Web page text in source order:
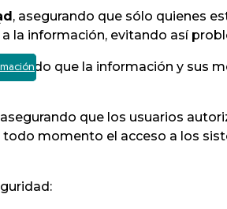
, asegurando que sólo quienes
la información, evitando así
que la información y sus
asegurando que los usuarios
momento el acceso a los